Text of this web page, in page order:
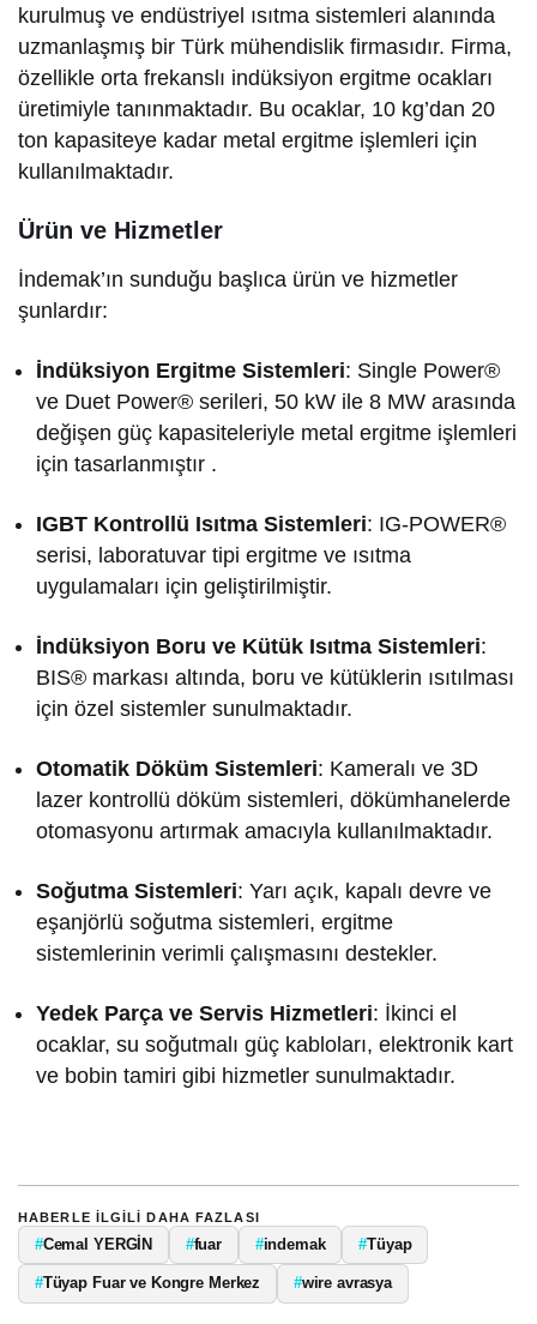
kurulmuş ve endüstriyel ısıtma sistemleri alanında
uzmanlaşmış bir Türk mühendislik firmasıdır. Firma,
özellikle orta frekanslı indüksiyon ergitme ocakları
üretimiyle tanınmaktadır. Bu ocaklar, 10 kg’dan 20
ton kapasiteye kadar metal ergitme işlemleri için
kullanılmaktadır.
Ürün ve Hizmetler
İndemak’ın sunduğu başlıca ürün ve hizmetler
şunlardır:
İndüksiyon Ergitme Sistemleri: Single Power®
ve Duet Power® serileri, 50 kW ile 8 MW arasında
değişen güç kapasiteleriyle metal ergitme işlemleri
için tasarlanmıştır .
IGBT Kontrollü Isıtma Sistemleri: IG-POWER®
serisi, laboratuvar tipi ergitme ve ısıtma
uygulamaları için geliştirilmiştir.
İndüksiyon Boru ve Kütük Isıtma Sistemleri:
BIS® markası altında, boru ve kütüklerin ısıtılması
için özel sistemler sunulmaktadır.
Otomatik Döküm Sistemleri: Kameralı ve 3D
lazer kontrollü döküm sistemleri, dökümhanelerde
otomasyonu artırmak amacıyla kullanılmaktadır.
Soğutma Sistemleri:Yarı açık, kapalı devre ve
eşanjörlü soğutma sistemleri, ergitme
sistemlerinin verimli çalışmasını destekler.
Yedek Parça ve Servis Hizmetleri: İkinci el
ocaklar, su soğutmalı güç kabloları, elektronik kart
ve bobin tamiri gibi hizmetler sunulmaktadır.
HABERLE ILGILI DAHA FAZLASI
#Cemal YERGİN #fuar #indemak #Tüyap
#Tüyap Fuar ve Kongre Merkez #wire avrasya